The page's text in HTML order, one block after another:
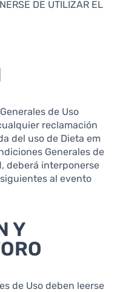
DE UTILIZAR EL
de Uso
reclamación
del uso de Dieta em
Generales de
deberá interponerse
al evento
Y
de Uso deben leerse